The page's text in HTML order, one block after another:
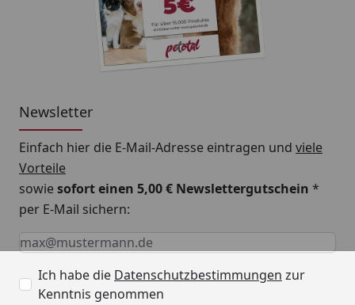
Newsletter
Einfach hier die E-Mail-Adresse eintragen und viele
Vorteile
sowiesofort einen 5,00 € Newslettergutschein *
per E-Mail sichern:
Keine Eingabe erforderlich
Eingabe erforderlich
E-Mail *
Ich habe die Datenschutzbestimmungen zur
Kenntnis genommen